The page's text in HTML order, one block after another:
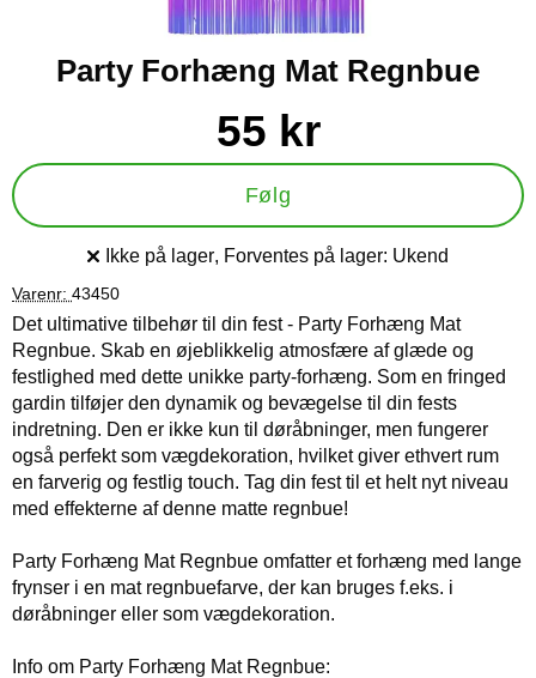
Party Forhæng Mat Regnbue
Køb dette produkt Party Forhæng Mat Regnbue
pris
55 kr
Følg
Produkttilgængelighed:
Ikke på lager, Forventes på lager: Ukend
Varenr: 43450
Det ultimative tilbehør til din fest - Party Forhæng Mat
Regnbue. Skab en øjeblikkelig atmosfære af glæde og
festlighed med dette unikke party-forhæng. Som en fringed
gardin tilføjer den dynamik og bevægelse til din fests
indretning. Den er ikke kun til døråbninger, men fungerer
også perfekt som vægdekoration, hvilket giver ethvert rum
en farverig og festlig touch. Tag din fest til et helt nyt niveau
med effekterne af denne matte regnbue!
Party Forhæng Mat Regnbue omfatter et forhæng med lange
frynser i en mat regnbuefarve, der kan bruges f.eks. i
døråbninger eller som vægdekoration.
Info om Party Forhæng Mat Regnbue: